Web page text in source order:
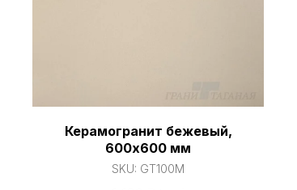
Керамогранит бежевый,
600х600 мм
SKU: GT100M